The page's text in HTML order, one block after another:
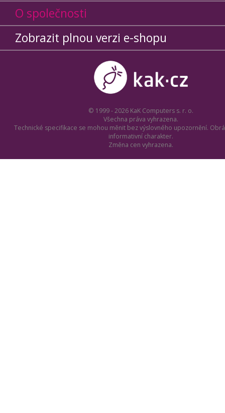
O společnosti
Zobrazit plnou verzi e-shopu
© 1999 - 2026 KaK Computers s. r. o.
Všechna práva vyhrazena.
Technické specifikace se mohou měnit bez výslovného upozornění.
informativní charakter.
Změna cen vyhrazena.